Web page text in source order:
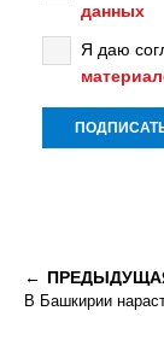
данных
Я даю
В Башкирии